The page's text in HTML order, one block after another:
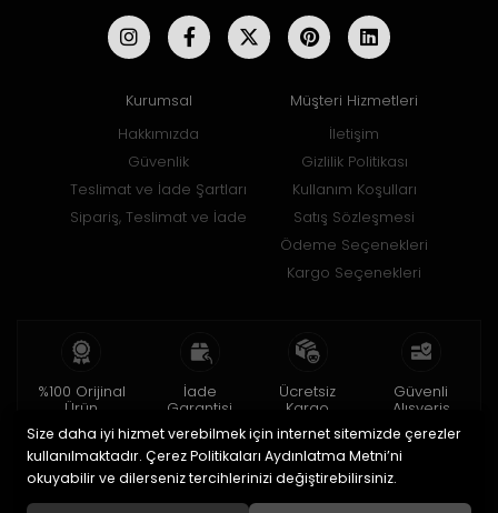
Kurumsal
Hakkımızda
Güvenlik
Teslimat ve İade Şartları
Sipariş, Teslimat ve İade
Müşteri Hizmetleri
İletişim
Gizlilik Politikası
Kullanım Koşulları
Satış Sözleşmesi
Ödeme Seçenekleri
Kargo Seçenekleri
%100 Orijinal
Ürün
2 yıl garanti
İade
Garantisi
15 gün içinde
iade
Ücretsiz
Kargo
150 TL ve üzeri
Güvenli
Alışveriş
256bit SSL ile
Size daha iyi hizmet verebilmek için internet sitemizde çerezler
kullanılmaktadır. Çerez Politikaları Aydınlatma Metni’ni
okuyabilir ve dilerseniz tercihlerinizi değiştirebilirsiniz.